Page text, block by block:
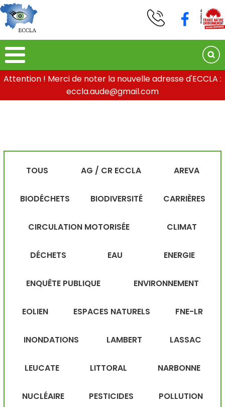
Attention ! Merci de noter la nouvelle adresse d'ECCLA :
eccla.aude@gmail.com
TOUS AG / CR ECCLA AREVA
BIODÉCHETS BIODIVERSITÉ CARRIÈRES
CIRCULATION MOTORISÉE CLIMAT
DÉCHETS EAU ENERGIE
ENQUÊTE PUBLIQUE ENVIRONNEMENT
EOLIEN ESPACES NATURELS FNE-LR
INONDATIONS LAMBERT LASSAC
LEUCATE LITTORAL NARBONNE
NUCLÉAIRE PESTICIDES POLLUTION